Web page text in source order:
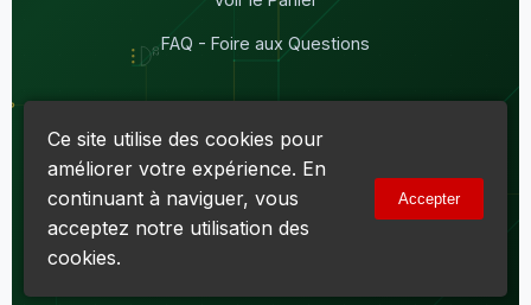
FAQ - Foire aux Questions
© 2026Maddison Électronique Inc.
Politique de confidentialité & Cookies|
Conditions d'utilisation
Numéro d'entreprise du Québec (NEQ) :
R138919030RT0001 • TVQ : 10-1702-3051TQ0001
Ce site utilise des cookies pour
améliorer votre expérience. En
continuant à naviguer, vous
acceptez notre utilisation des
cookies.
Accepter